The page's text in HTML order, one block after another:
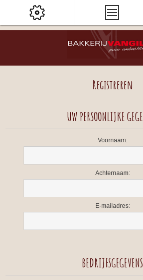
Registreren
UW PERSOONLIJKE
Voornaam:
Achternaam:
E-mailadres:
BEDRIJFSGEGEVENS